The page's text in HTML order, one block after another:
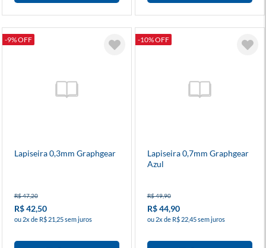
-9% OFF
Lapiseira 0,3mm Graphgear
R$ 47,20
R$ 42,50
ou 2x de R$ 21,25 sem juros
-10% OFF
Lapiseira 0,7mm Graphgear
Azul
R$ 49,90
R$ 44,90
ou 2x de R$ 22,45 sem juros